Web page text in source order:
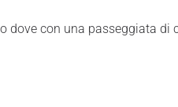
con una passeggiata di